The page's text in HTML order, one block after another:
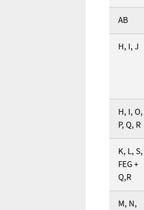
AB
H, I, J
H, I, O,
P, Q, R
K, L, S,
FEG +
Q,R
M, N,